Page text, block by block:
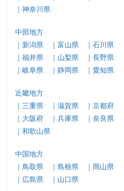
｜神奈川県
中部地方
｜新潟県
｜富山県
｜石川県
｜福井県
｜山梨県
｜長野県
｜岐阜県
｜静岡県 ｜愛知県
近畿地方
｜三重県
｜滋賀県
｜京都府
｜大阪府
｜兵庫県
｜奈良県
｜和歌山県
中国地方
｜鳥取県
｜島根県
｜岡山県
｜広島県
｜山口県